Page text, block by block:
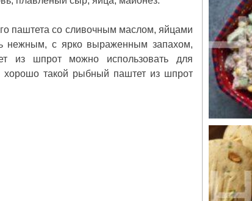
паштета со сливочным маслом, яйцами
нежным, с ярко выраженным запахом,
из шпрот можно использовать для
хорошо такой рыбный паштет из шпрот